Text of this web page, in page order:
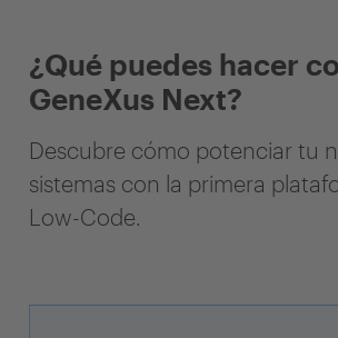
¿Qué puedes hacer
GeneXus Next?
Descubre cómo potenciar tu
sistemas con la primera
Low-Code.